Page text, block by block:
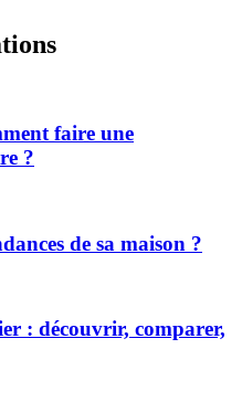
faire une
?
de sa maison ?
: découvrir, comparer,